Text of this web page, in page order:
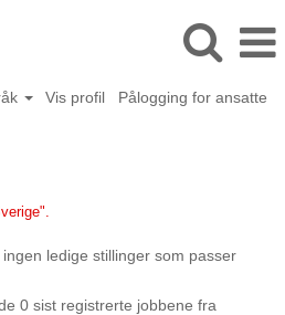
Vis profil Pålogging for ansatte
ledige stillinger som passer
0 sist registrerte jobbene fra